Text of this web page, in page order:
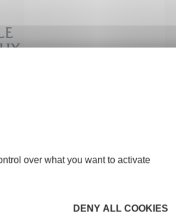
over what you want to activate
DENY ALL COOKIES